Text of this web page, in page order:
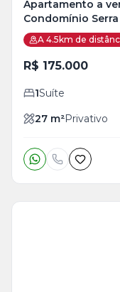
Apartamento a
Condomínio
A 4.5km de
R$ 175.000
1Suíte
27 m²Privativo